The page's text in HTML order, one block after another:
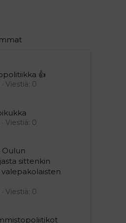
👍
Viestiä: 0
Viestiä: 0
Oulun
sittenkin
valepakolaisten
Viestiä: 0